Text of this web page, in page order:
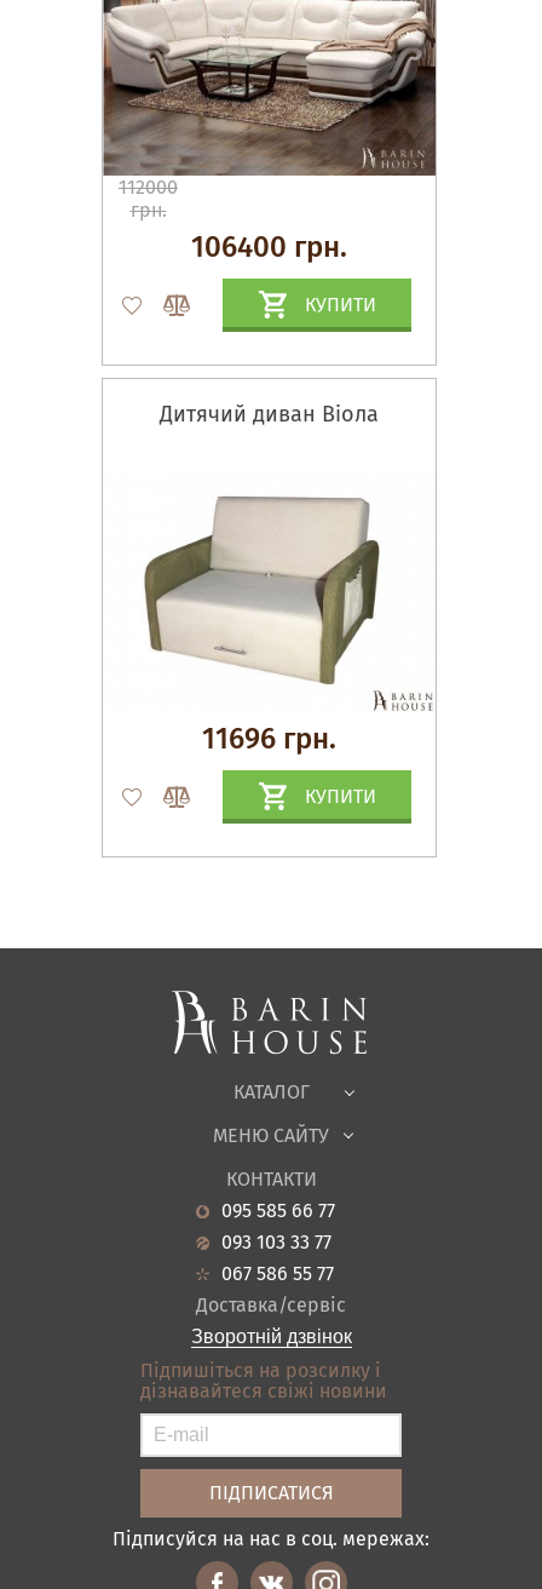
112000
грн.
106400 грн.
КУПИТИ
Дитячий диван Віола
11696 грн.
КУПИТИ
КАТАЛОГ
Спальні, Ліжка
Корпусні меблі
Офісні меблі
Садові меблі
Вітальня
Кухня
Передпокої
Ванна
Акціі
МЕНЮ САЙТУ
Про нас
Новини
Гарантія
Кредит
Оплата і доставка
Відгуки
Контакти
Карта сайту
Умови покупки
КОНТАКТИ
095 585 66 77
093 103 33 77
067 586 55 77
Доставка/сервіс
Зворотній дзвінок
Підпишіться на розсилку і
дізнавайтеся свіжі новини
Підписуйся на нас в соц. мережах: